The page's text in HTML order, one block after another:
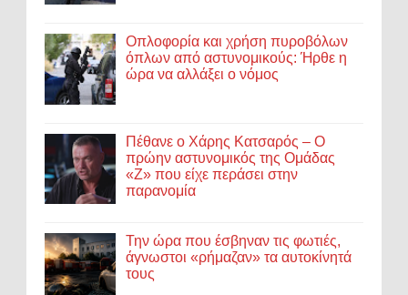
Οπλοφορία και χρήση πυροβόλων
όπλων από αστυνομικούς: Ήρθε η
ώρα να αλλάξει ο νόμος
Πέθανε ο Χάρης Κατσαρός – Ο
πρώην αστυνομικός της Ομάδας
«Ζ» που είχε περάσει στην
παρανομία
Την ώρα που έσβηναν τις φωτιές,
άγνωστοι «ρήμαζαν» τα αυτοκίνητά
τους